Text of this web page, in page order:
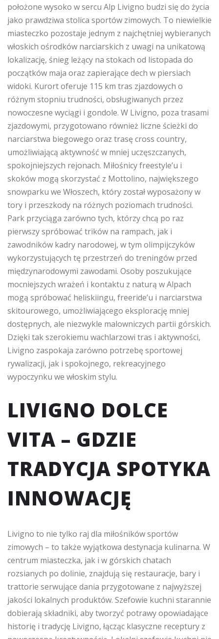
położone wysoko w sercu Alp Livigno budzi się do życia
jako prawdziwa stolica sportów zimowych. To niewielkie
miasteczko pozostaje jednym z najchętniej wybieranych
włoskich ośrodków narciarskich z uwagi na unikatową
lokalizację, śnieg leżący na stokach od listopada do
początków maja oraz zapierające dech w piersiach
widoki. Kurort oferuje 115 km tras zjazdowych o
różnym stopniu trudności, obsługiwanych przez
nowoczesne wyciągi i gondole. W Livigno, poza trasami
zjazdowymi, przygotowano również liczne ścieżki do
narciarstwa biegowego oraz trasę cross country,
umożliwiającą aktywność w mniej uczęszczanych,
spokojniejszych rejonach. Miłośnicy freestyle’u i
skoków mogą skorzystać z Mottolino, największego
snowparku we Włoszech, który został wyposażony w
tory i przeszkody na różnych poziomach trudności.
Park przyciąga zarówno tych, którzy chcą po raz
pierwszy spróbować trików na rampach, jak i
zawodników kadry narodowej, w tym olimpijczyków
wykorzystujących tę przestrzeń do treningów przed
międzynarodowymi zawodami. Osoby poszukujące
mocniejszych wrażeń i kontaktu z naturą w Alpach
mogą spróbować heliskiingu, freeride’u i narciarstwa
skitourowego, umożliwiającego eksplorację mniej
dostępnych, ale niezwykle malowniczych partii górskich.
Dzięki tak szerokiemu wachlarzowi tras i aktywności,
Livigno zaspokaja zarówno potrzebę sportowej
rywalizacji, jak i spokojnego, rekreacyjnego
wypoczynku we włoskim stylu.
LIVIGNO DOLCE
VITA – GDZIE
TRADYCJA SPOTYKA
INNOWACJĘ
Livigno to nie tylko raj dla miłośników sportów
zimowych – to także wyjątkowa destynacja kulinarna. W
centrum miasteczka, jak i w górskich chatach
rozsianych po dolinie, znajdują się restauracje, bary i
trattorie serwujące dania przygotowane z najwyższej
jakości lokalnych produktów. Szefowie kuchni starannie
dobierają składniki, aby tworzyć potrawy opowiadające
historię i tradycję Livigno, łącząc klasyczne receptury z